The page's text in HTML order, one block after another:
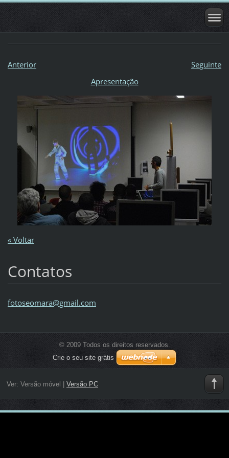
Anterior
Seguinte
Apresentação
« Voltar
Contatos
fotoseomara@gmail.com
© 2009 Todos os direitos reservados.
Crie o seu site grátis
Ver: Versão móvel Versão PC